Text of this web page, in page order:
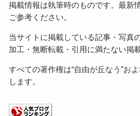
掲載情報は執筆時のものです。最新
ご参考ください。
当サイトに掲載している記事・写真
加工・無断転載・引用に満たない掲
すべての著作権は“自由が丘なう”お
します。